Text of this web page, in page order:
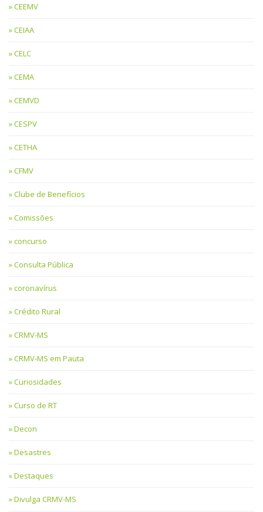
CEEMV
CEIAA
CELC
CEMA
CEMVD
CESPV
CETHA
CFMV
Clube de Benefícios
Comissões
concurso
Consulta Pública
coronavírus
Crédito Rural
CRMV-MS
CRMV-MS em Pauta
Curiosidades
Curso de RT
Decon
Desastres
Destaques
Divulga CRMV-MS